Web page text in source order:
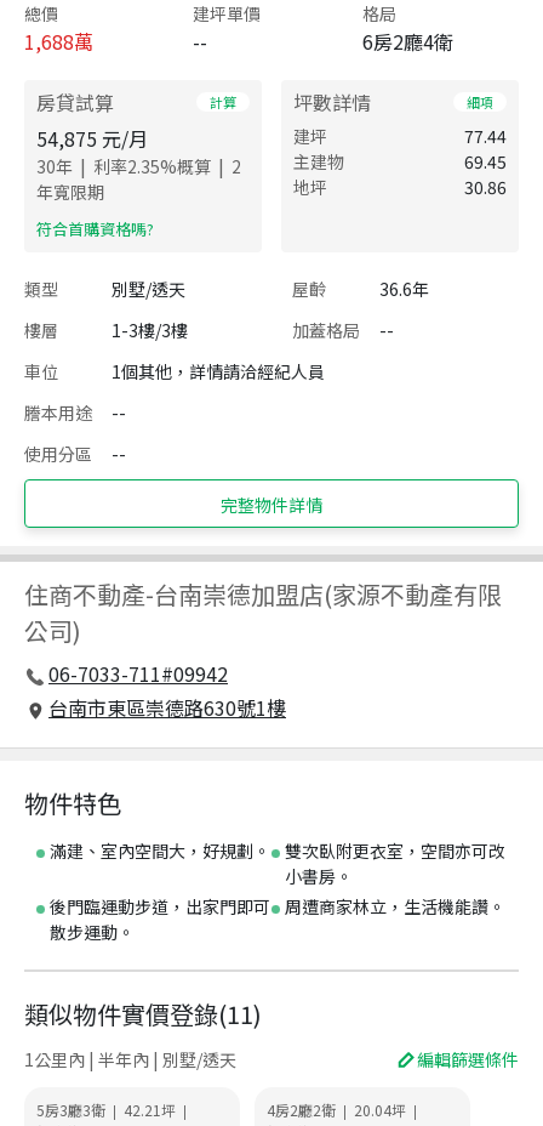
總價
1,688萬
建坪單價
--
格局
6房2廳4衛
房貸試算 計算
54,875 元/月
30年 | 利率2.35%概算 | 2
年寬限期
​符合首購資格嗎?
坪數詳情 細項
建坪
77.44
主建物
69.45
地坪
30.86
類型 別墅/透天 屋齡
36.6年
樓層
1-3樓/3樓 加蓋格局
--
車位
1個其他，詳情請洽經紀人員
謄本用途
--
使用分區
--
完整物件詳情
住商不動產-台南崇德加盟店(家源不動產有限
公司)
06-7033-711#09942
台南市東區崇德路630號1樓
物件特色
滿建、室內空間大，好規劃。
雙次臥附更衣室，空間亦可改
小書房。
後門臨運動步道，出家門即可
散步運動。
周遭商家林立，生活機能讚。
類似物件實價登錄(11)
1公里內 | 半年內 | 別墅/透天 編輯篩選條件
5房3廳3衛 | 42.21坪 | 4房2廳2衛 | 20.04坪 |